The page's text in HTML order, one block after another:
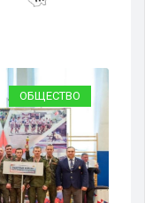
ОБЩЕСТВО